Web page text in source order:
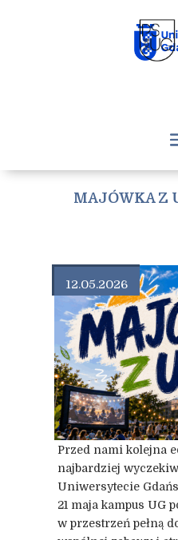
MAJÓWKA Z
12.05.2026
Przed nami kolejna
najbardziej
Uniwersytecie
21 maja kampus UG
w przestrzeń pełną